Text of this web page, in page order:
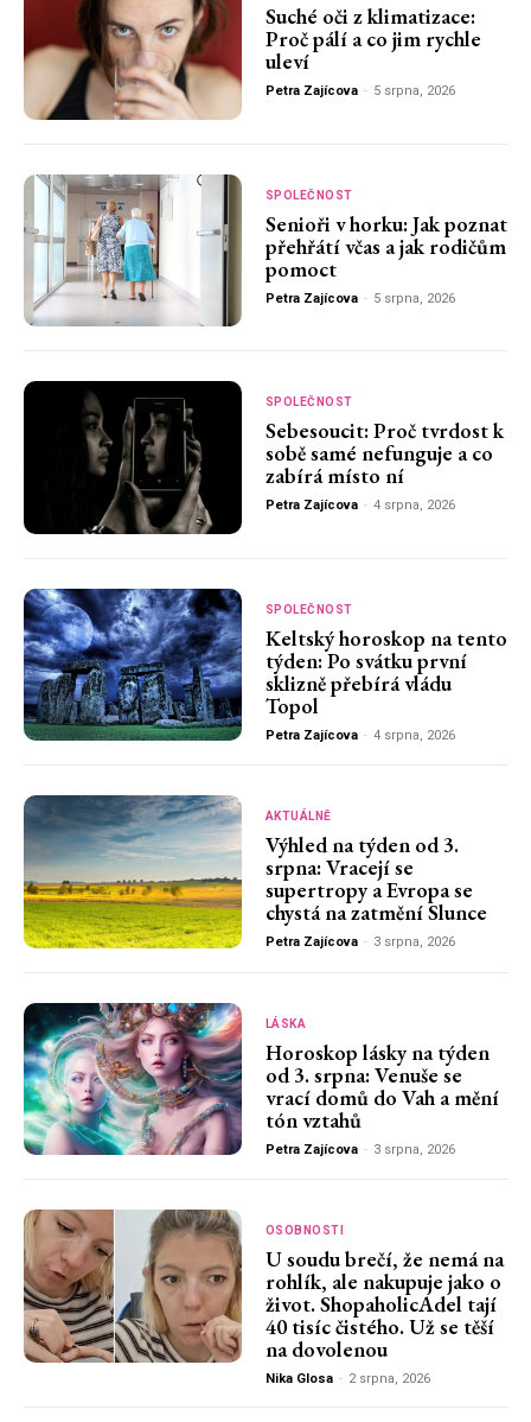
Suché oči z klimatizace:
Proč pálí a co jim rychle
uleví
Petra Zajícova - 5 srpna, 2026
SPOLEČNOST
Senioři v horku: Jak poznat
přehřátí včas a jak rodičům
pomoct
Petra Zajícova - 5 srpna, 2026
SPOLEČNOST
Sebesoucit: Proč tvrdost k
sobě samé nefunguje a co
zabírá místo ní
Petra Zajícova - 4 srpna, 2026
SPOLEČNOST
Keltský horoskop na tento
týden: Po svátku první
sklizně přebírá vládu
Topol
Petra Zajícova - 4 srpna, 2026
AKTUÁLNĚ
Výhled na týden od 3.
srpna: Vracejí se
supertropy a Evropa se
chystá na zatmění Slunce
Petra Zajícova - 3 srpna, 2026
LÁSKA
Horoskop lásky na týden
od 3. srpna: Venuše se
vrací domů do Vah a mění
tón vztahů
Petra Zajícova - 3 srpna, 2026
OSOBNOSTI
U soudu brečí, že nemá na
rohlík, ale nakupuje jako o
život. ShopaholicAdel tají
40 tisíc čistého. Už se těší
na dovolenou
Nika Glosa - 2 srpna, 2026